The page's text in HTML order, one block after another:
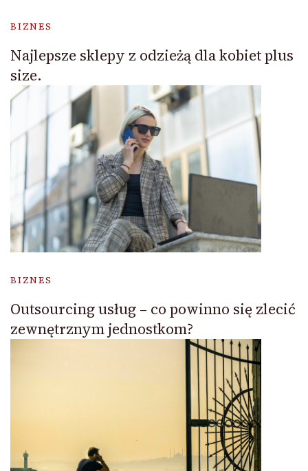
BIZNES
Najlepsze sklepy z odzieżą dla kobiet plus
size.
BIZNES
Outsourcing usług – co powinno się zlecić
zewnętrznym jednostkom?